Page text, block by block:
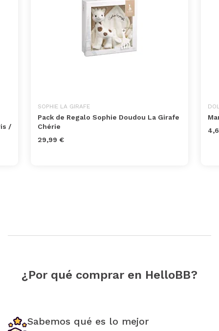
/
SOPHIE LA GIRAFE
Pack de Regalo Sophie Doudou La Girafe
Chérie
29,99 €
¿Por qué comprar en HelloBB?
Sabemos qué es lo mejor